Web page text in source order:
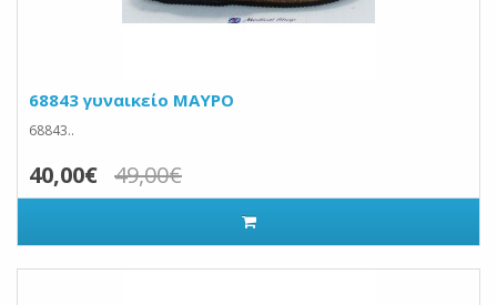
68843 γυναικείο ΜΑΥΡΟ
68843..
40,00€ 49,00€